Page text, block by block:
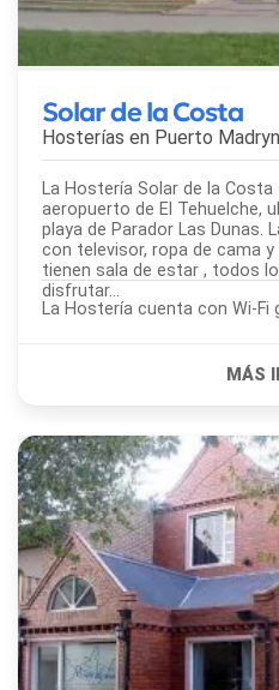
Solar de la Costa
Hosterías en Puerto Madryn
La Hostería Solar de la
aeropuerto de El Tehuelche,
playa de Parador Las Dunas. Las habitaciones cuentan
con televisor, ropa de cama y
tienen sala de estar , todos
disfrutar...
La Hostería